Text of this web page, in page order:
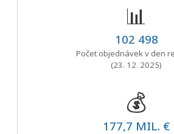
📊
102 498
Počet objednávek v den
(23. 12. 2025)
💰
177,7 MIL. €